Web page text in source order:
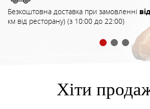
Безкоштовна доставка при замовленні
км від ресторану) (з 10:00 до 22:00)
Хіти